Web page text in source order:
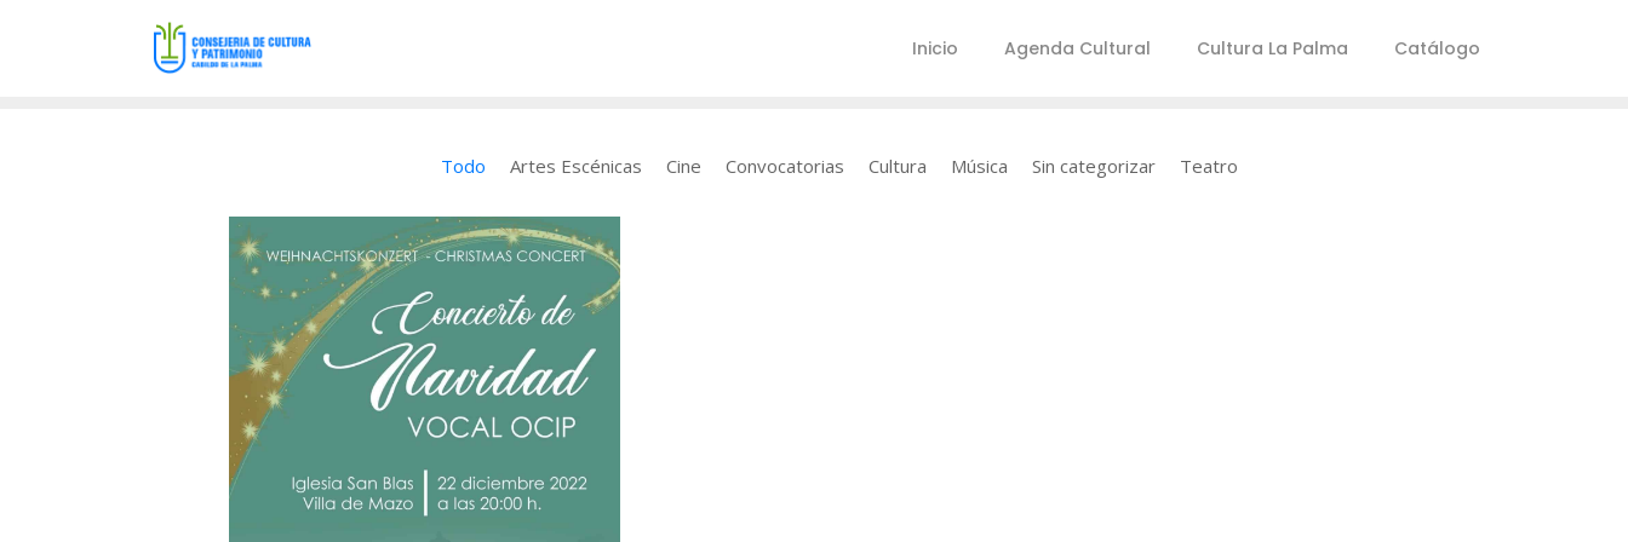
Inicio Agenda Cultural Cultura La Palma Catálogo
Todo Artes Escénicas Cine Convocatorias Cultura Música Sin categorizar Teatro